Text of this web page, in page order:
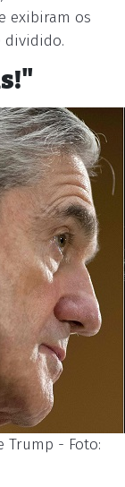
exibiram os
dividido.
Trump - Foto: